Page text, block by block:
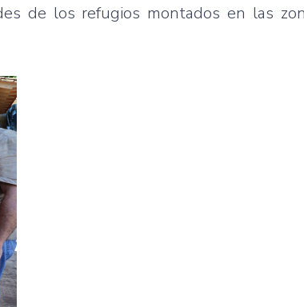
de los refugios montados en las